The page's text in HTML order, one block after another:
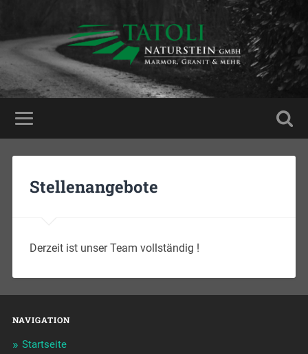
Stellenangebote
Derzeit ist unser Team vollständig !
NAVIGATION
Startseite